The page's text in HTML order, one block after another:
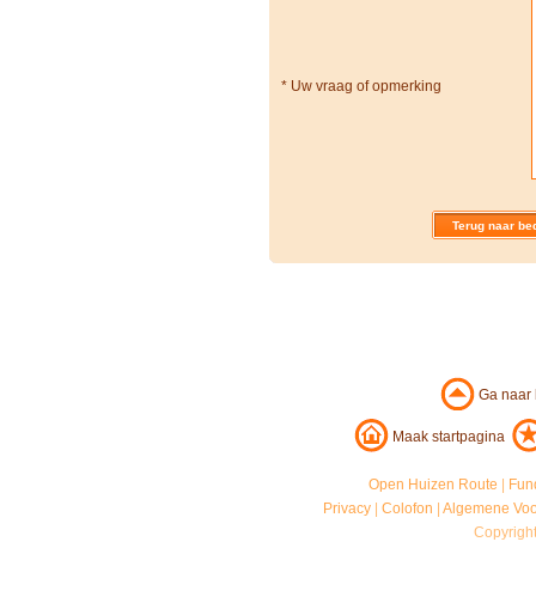
* Uw vraag of opmerking
Terug naar
Ga
Maak startpagina
Open Huizen Route
Privacy |Colofon |Algemene